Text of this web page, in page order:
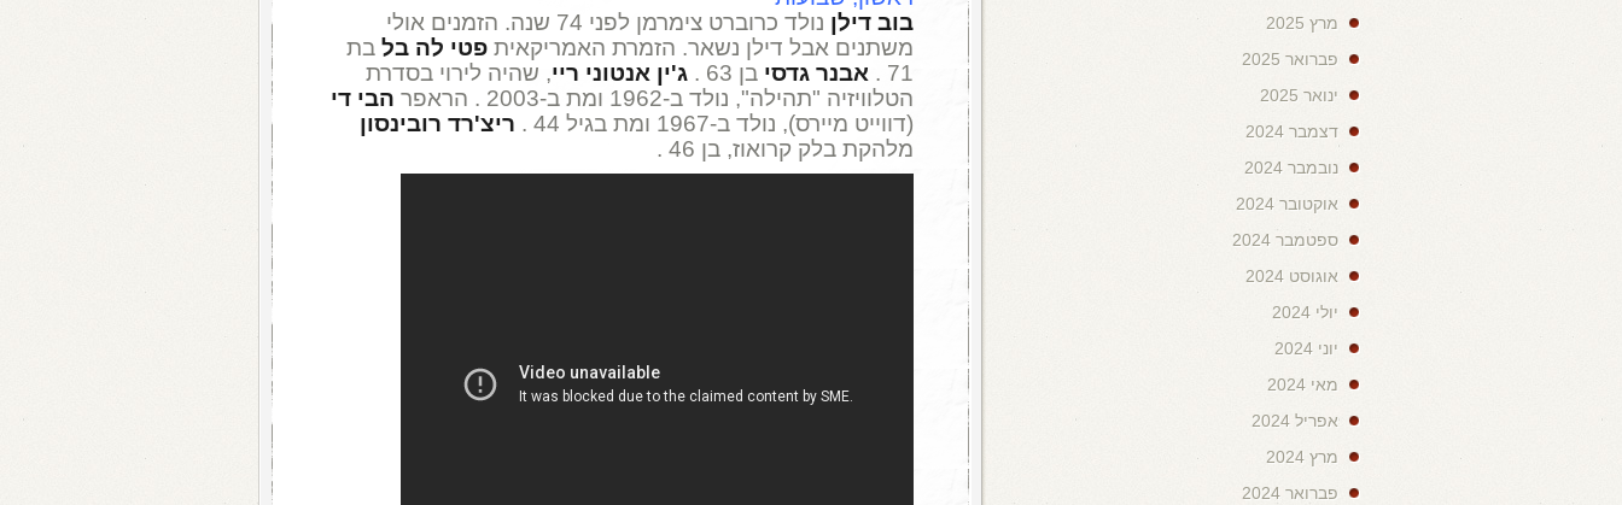
בוב דילן
נולד כרוברט צימרמן לפני 74 שנה. הזמנים אולי
משתנים אבל דילן נשאר. הזמרת האמריקאית פטי לה בל בת
71 .
אבנר גדסי בן 63 . ג'ין אנטוני ריי, שהיה לירוי בסדרת
הטלוויזיה "תהילה", נולד ב-1962 ומת ב-2003 . הראפר
הבי די
(דווייט מיירס), נולד ב-1967 ומת בגיל 44 .
ריצ'רד רובינסון
מלהקת בלק קרואוז, בן 46 .
מרץ 2025
פברואר 2025
ינואר 2025
דצמבר 2024
נובמבר 2024
אוקטובר 2024
ספטמבר 2024
אוגוסט 2024
יולי 2024
יוני 2024
מאי 2024
אפריל 2024
מרץ 2024
פברואר 2024